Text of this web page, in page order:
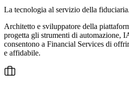
La tecnologia al servizio della fiduciaria.
Architetto e sviluppatore della
progetta gli strumenti di automazione,
consentono a Financial Services di
e affidabile.